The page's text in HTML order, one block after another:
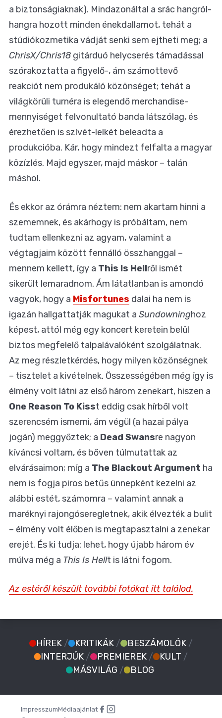
a biztonságiaknak). Mindazonáltal a srác hangról-
hangra hozott minden énekdallamot, tehát a
stúdiókozmetika vádját senki sem ejtheti meg; a
ChrisX/Chris18 gitárduó helycserés támadással
szórakoztatta a figyelő-, ám számottevő
reakciót nem produkáló közönséget; tehát a
világkörüli turnéra is elegendő merchandise-
mennyiséget felvonultató banda látszólag, és
érezhetően is szívét-lelkét beleadta a
produkcióba. Kár, hogy mindezt felfalta a magyar
közízlés. Majd egyszer, majd máskor – talán
máshol.
És ekkor az órámra néztem: nem akartam hinni a
szememnek, és akárhogy is próbáltam, nem
tudtam ellenkezni az agyam, valamint a
végtagjaim között fennálló összhanggal –
mennem kellett, így a This Is Hellről ismét
sikerült lemaradnom. Ám látatlanban is amondó
vagyok, hogy a Misfortunes dalai ha nem is
igazán hallgattatják magukat a Sundowninghoz
képest, attól még egy koncert keretein belül
biztos megfelelő talpalávalóként szolgálatnak.
Az meg részletkérdés, hogy milyen közönségnek
– tisztelet a kivételnek. Összességében még így is
élmény volt látni az első három zenekart, hiszen a
One Reason To Kisst eddig csak hírből volt
szerencsém ismerni, ám végül (a hazai pálya
jogán) meggyőztek; a Dead Swansre nagyon
kíváncsi voltam, és bőven túlmutattak az
elvárásaimon; míg a The Blackout Argument ha
nem is fogja piros betűs ünnepként kezelni az
alábbi estét, számomra – valamint annak a
maréknyi rajongóseregletnek, akik élvezték a bulit
– élmény volt élőben is megtapasztalni a zenekar
erejét. És ki tudja: lehet, hogy újabb három év
múlva még a This Is Hellt is látni fogom.
Az estéről készült további fotókat itt találod.
HÍREK / KRITIKÁK / BESZÁMOLÓK /
INTERJÚK / PREMIEREK / KULT /
MÁSVILÁG / BLOG
ImpresszumMédiaajánlat